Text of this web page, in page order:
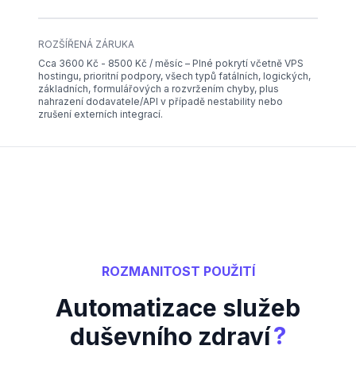
ROZŠÍŘENÁ ZÁRUKA
Cca 3600 Kč - 8500 Kč / měsíc – Plné pokrytí včetně VPS
hostingu, prioritní podpory, všech typů fatálních, logických,
základních, formulářových a rozvržením chyby, plus
nahrazení dodavatele/API v případě nestability nebo
zrušení externích integrací.
ROZMANITOST POUŽITÍ
Automatizace služeb
duševního zdraví?